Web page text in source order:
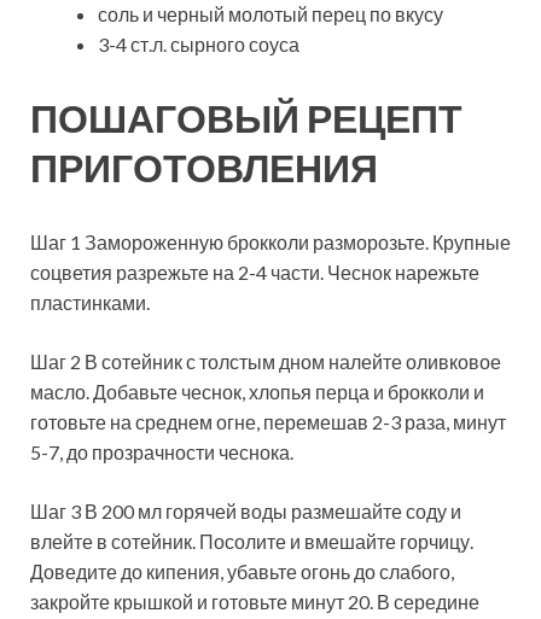
соль и черный молотый перец по вкусу
3-4 ст.л. сырного соуса
ПОШАГОВЫЙ РЕЦЕПТ
ПРИГОТОВЛЕНИЯ
Шаг 1 Замороженную брокколи разморозьте. Крупные
соцветия разрежьте на 2-4 части. Чеснок нарежьте
пластинками.
Шаг 2 В сотейник с толстым дном налейте оливковое
масло. Добавьте чеснок, хлопья перца и брокколи и
готовьте на среднем огне, перемешав 2-3 раза, минут
5-7, до прозрачности чеснока.
Шаг 3 В 200 мл горячей воды размешайте соду и
влейте в сотейник. Посолите и вмешайте горчицу.
Доведите до кипения, убавьте огонь до слабого,
закройте крышкой и готовьте минут 20. В середине